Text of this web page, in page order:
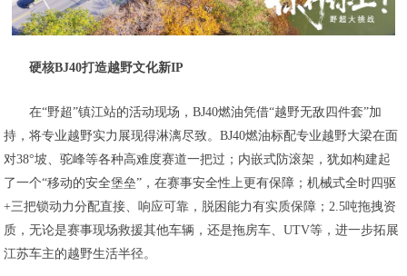
硬核BJ40打造越野文化新IP
在“野超”镇江站的活动现场，BJ40燃油凭借“越野无敌四件套”加
持，将专业越野实力展现得淋漓尽致。BJ40燃油标配专业越野大梁在面
对38°坡、驼峰等各种高难度赛道一把过；内嵌式防滚架，犹如构建起
了一个“移动的安全堡垒”，在赛事安全性上更有保障；机械式全时四驱
+三把锁动力分配直接、响应可靠，脱困能力有实质保障；2.5吨拖拽资
质，无论是赛事现场救援其他车辆，还是拖房车、UTV等，进一步拓展
江苏车主的越野生活半径。